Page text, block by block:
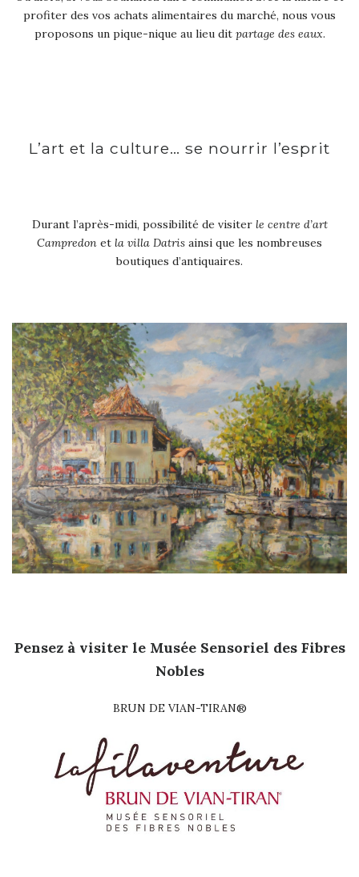
profiter des vos achats alimentaires du marché, nous vous
proposons un pique-nique au lieu dit partage des eaux.
L’art et la culture… se nourrir l’esprit
Durant l’après-midi, possibilité de visiter le centre d’art
Campredon et la villa Datris ainsi que les nombreuses
boutiques d’antiquaires.
Pensez à visiter le Musée Sensoriel des Fibres
Nobles
BRUN DE VIAN-TIRAN®